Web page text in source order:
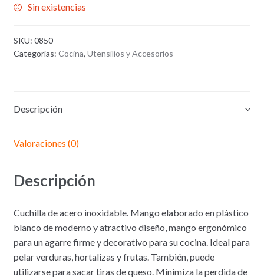
Sin existencias
SKU: 0850
Categorías: Cocina, Utensílios y Accesorios
Descripción
Valoraciones (0)
Descripción
Cuchilla de acero inoxidable. Mango elaborado en plástico
blanco de moderno y atractivo diseño, mango ergonómico
para un agarre firme y decorativo para su cocina. Ideal para
pelar verduras, hortalizas y frutas. También, puede
utilizarse para sacar tiras de queso. Minimiza la perdida de